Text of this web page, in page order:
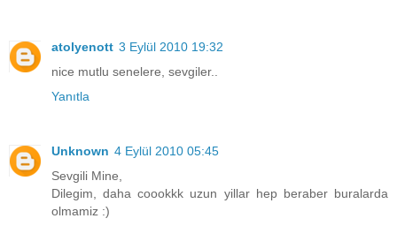
atolyenott 3 Eylül 2010 19:32
nice mutlu senelere, sevgiler..
Yanıtla
Unknown 4 Eylül 2010 05:45
Sevgili Mine,
Dilegim, daha coookkk uzun yillar hep beraber buralarda
olmamiz :)